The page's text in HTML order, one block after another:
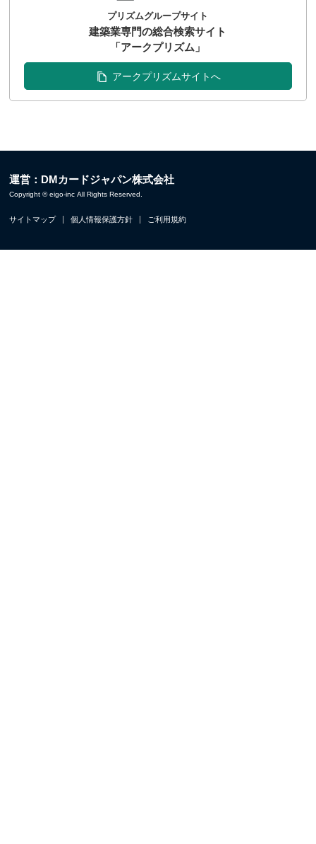
プリズムグループサイト
建築業専門の総合検索サイト
「アークプリズム」
アークプリズムサイトへ
運営：DMカードジャパン株式会社
Copyright © eigo-inc All Rights Reserved.
サイトマップ 個人情報保護方針 ご利用規約